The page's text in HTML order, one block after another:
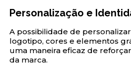
Personalização e
A possibilidade de
logotipo, cores e elementos
uma maneira eficaz de
da marca.